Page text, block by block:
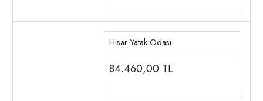
Hisar Yatak Odası
84.460,00 TL